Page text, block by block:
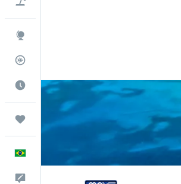
Quando ir
Português
Comentários